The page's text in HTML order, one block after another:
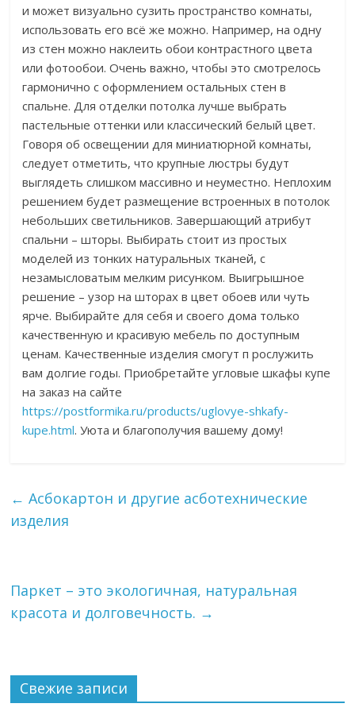
и может визуально сузить пространство комнаты,
использовать его всё же можно. Например, на одну
из стен можно наклеить обои контрастного цвета
или фотообои. Очень важно, чтобы это смотрелось
гармонично с оформлением остальных стен в
спальне. Для отделки потолка лучше выбрать
пастельные оттенки или классический белый цвет.
Говоря об освещении для миниатюрной комнаты,
следует отметить, что крупные люстры будут
выглядеть слишком массивно и неуместно. Неплохим
решением будет размещение встроенных в потолок
небольших светильников. Завершающий атрибут
спальни – шторы. Выбирать стоит из простых
моделей из тонких натуральных тканей, с
незамысловатым мелким рисунком. Выигрышное
решение – узор на шторах в цвет обоев или чуть
ярче. Выбирайте для себя и своего дома только
качественную и красивую мебель по доступным
ценам. Качественные изделия смогут п рослужить
вам долгие годы. Приобретайте угловые шкафы купе
на заказ на сайте
https://postformika.ru/products/uglovye-shkafy-
kupe.html. Уюта и благополучия вашему дому!
← Асбокартон и другие асботехнические
изделия
Паркет – это экологичная, натуральная
красота и долговечность. →
Свежие записи